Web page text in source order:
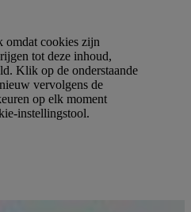
omdat cookies zijn
tot deze inhoud,
Klik op de onderstaande
vervolgens de
op elk moment
instellingstool.